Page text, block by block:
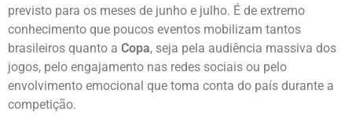
previsto para os meses de junho e julho. É de extremo
conhecimento que poucos eventos mobilizam tantos
brasileiros quanto a Copa, seja pela audiência massiva dos
jogos, pelo engajamento nas redes sociais ou pelo
envolvimento emocional que toma conta do país durante a
competição.